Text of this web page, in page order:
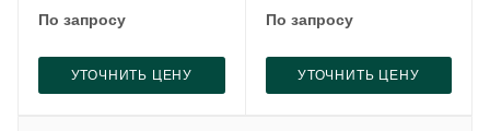
По запросу
УТОЧНИТЬ ЦЕНУ
По запросу
УТОЧНИТЬ ЦЕНУ